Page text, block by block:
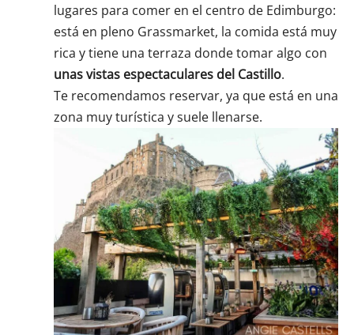
lugares para comer en el centro de Edimburgo:
está en pleno Grassmarket, la comida está muy
rica y tiene una terraza donde tomar algo con
unas vistas espectaculares del Castillo.
Te recomendamos reservar, ya que está en una
zona muy turística y suele llenarse.